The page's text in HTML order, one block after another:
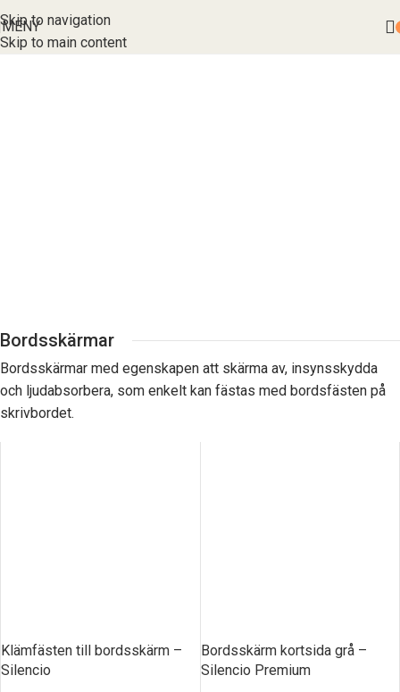
Skip to navigation
Skip to main content
MENY
Bordsskärmar
Bordsskärmar med egenskapen att skärma av, insynsskydda
och ljudabsorbera, som enkelt kan fästas med bordsfästen på
skrivbordet.
Klämfästen till bordsskärm –
Silencio
Bordsskärm kortsida grå –
Silencio Premium